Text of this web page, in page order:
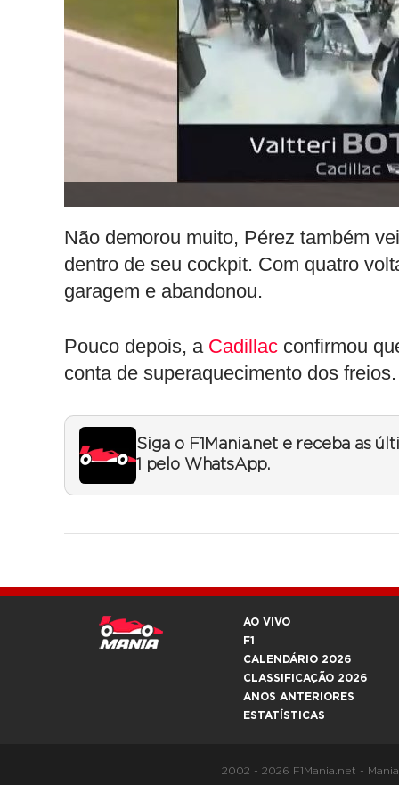
Não demorou muito, Pérez também
dentro de seu cockpit. Com quatro
garagem e abandonou.
Pouco depois, a Cadillac confirmou
conta de superaquecimento dos freios.
Siga o F1Mania.net e receba as
1 pelo WhatsApp.
AO VIVO
F1
CALENDÁRIO 2026
CLASSIFICAÇÃO 2026
ANOS ANTERIORES
ESTATÍSTICAS
2002 - 2026 F1Mania.net -